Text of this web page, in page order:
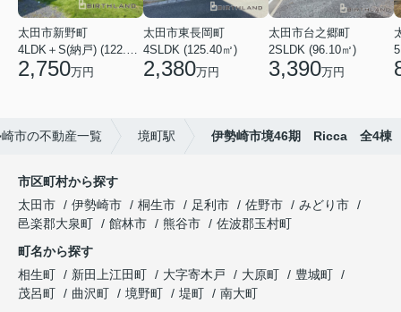
太田市新野町
4LDK＋S(納戸) (122.55㎡)
2,750万円
太田市東長岡町
4SLDK (125.40㎡)
2,380万円
太田市台之郷町
2SLDK (96.10㎡)
3,390万円
市の不動産一覧 境町駅 伊勢崎市境46期 Ricca 全4棟
市区町村から探す
太田市
伊勢崎市 桐生市 足利市 佐野市
みどり市
邑楽郡大泉町
館林市 熊谷市
佐波郡玉村町
町名から探す
相生町
新田上江田町 大字寄木戸 大原町
豊城町
茂呂町
曲沢町 境野町 堤町
南大町